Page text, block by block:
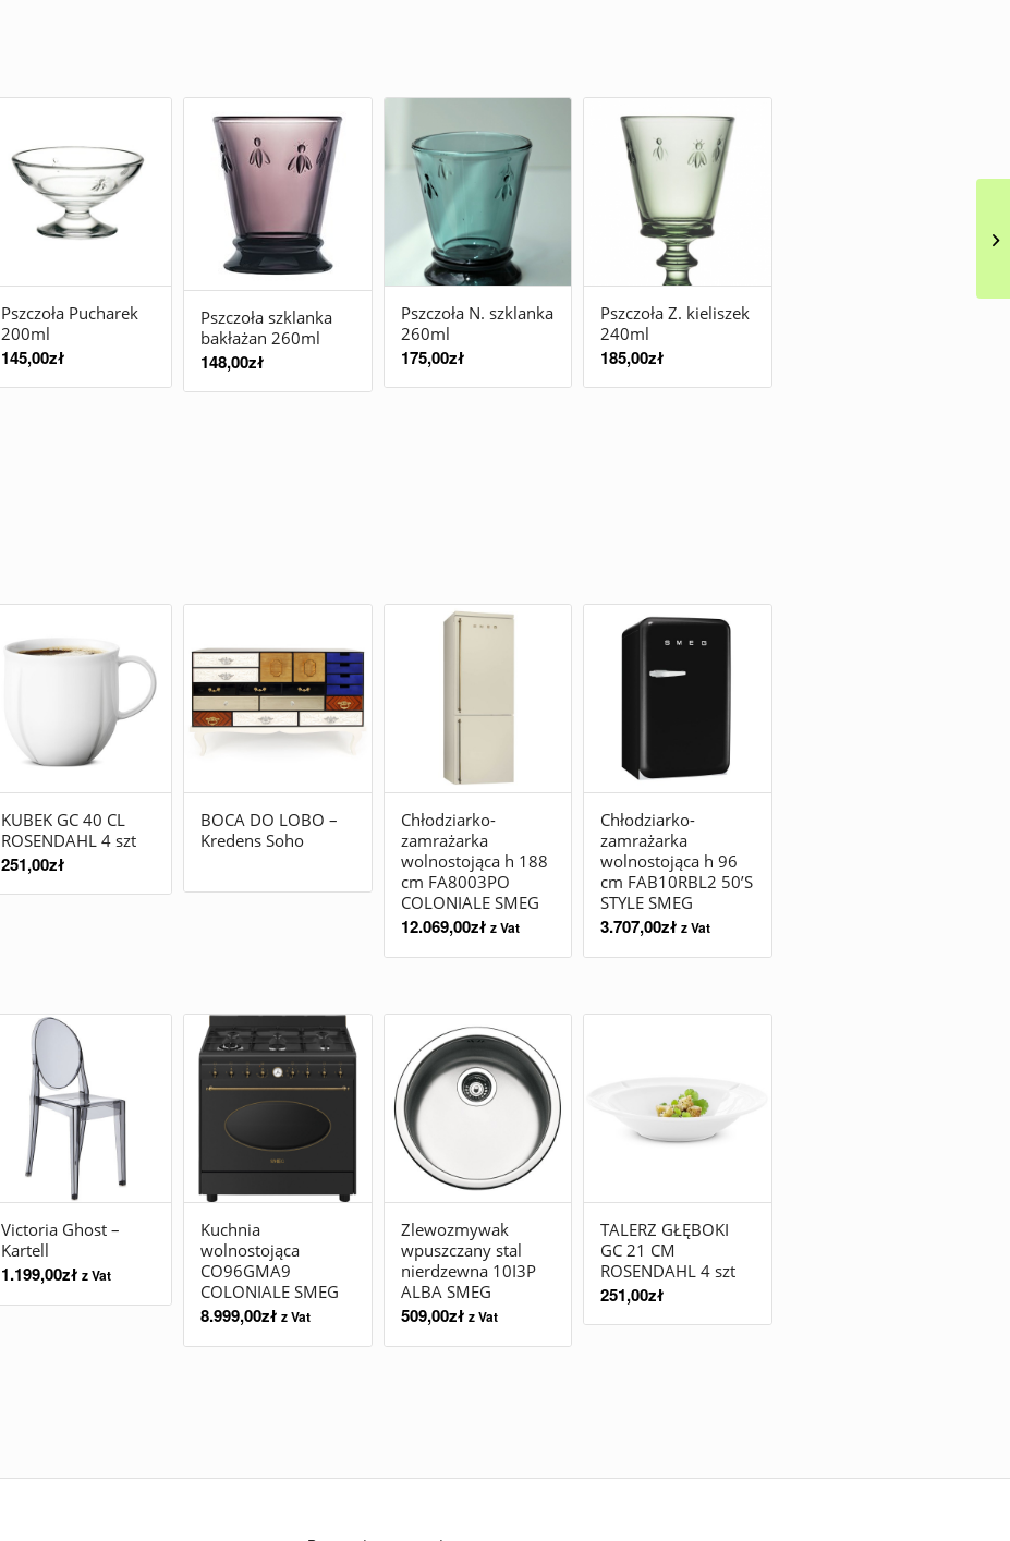
Pszczoła Pucharek
200ml
145,00zł
Pszczoła szklanka
bakłażan 260ml
148,00zł
Pszczoła N. szklanka
260ml
175,00zł
Pszczoła Z. kieliszek
240ml
185,00zł
KUBEK GC 40 CL
ROSENDAHL 4 szt
251,00zł
BOCA DO LOBO –
Kredens Soho
Chłodziarko-
zamrażarka
wolnostojąca h 188
cm FA8003PO
COLONIALE SMEG
12.069,00zł z Vat
Chłodziarko-
zamrażarka
wolnostojąca h 96
cm FAB10RBL2 50’S
STYLE SMEG
3.707,00zł z Vat
Victoria Ghost –
Kartell
1.199,00zł z Vat
Kuchnia
wolnostojąca
CO96GMA9
COLONIALE SMEG
8.999,00zł z Vat
Zlewozmywak
wpuszczany stal
nierdzewna 10I3P
ALBA SMEG
509,00zł z Vat
TALERZ GŁĘBOKI
GC 21 CM
ROSENDAHL 4 szt
251,00zł